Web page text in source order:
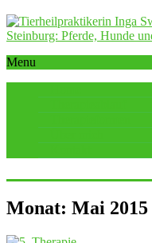
Menu
Monat: Mai 2015